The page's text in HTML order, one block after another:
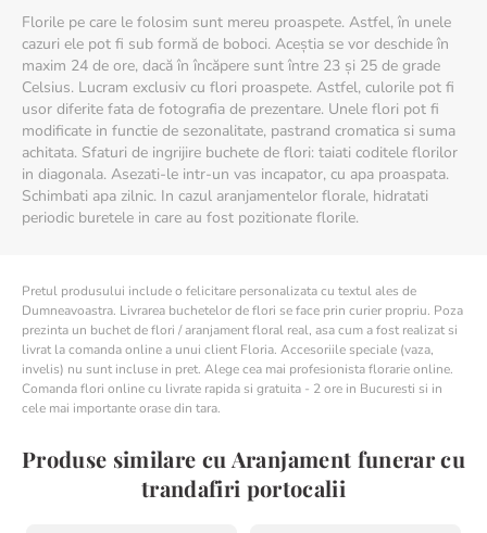
Florile pe care le folosim sunt mereu proaspete. Astfel, în unele
cazuri ele pot fi sub formă de boboci. Aceștia se vor deschide în
maxim 24 de ore, dacă în încăpere sunt între 23 și 25 de grade
Celsius. Lucram exclusiv cu flori proaspete. Astfel, culorile pot fi
usor diferite fata de fotografia de prezentare. Unele flori pot fi
modificate in functie de sezonalitate, pastrand cromatica si suma
achitata. Sfaturi de ingrijire buchete de flori: taiati coditele florilor
in diagonala. Asezati-le intr-un vas incapator, cu apa proaspata.
Schimbati apa zilnic. In cazul aranjamentelor florale, hidratati
periodic buretele in care au fost pozitionate florile.
Pretul produsului include o felicitare personalizata cu textul ales de
Dumneavoastra. Livrarea buchetelor de flori se face prin curier propriu. Poza
prezinta un buchet de flori / aranjament floral real, asa cum a fost realizat si
livrat la comanda online a unui client Floria. Accesoriile speciale (vaza,
invelis) nu sunt incluse in pret. Alege cea mai profesionista florarie online.
Comanda flori online cu livrate rapida si gratuita - 2 ore in Bucuresti si in
cele mai importante orase din tara.
Produse similare cu Aranjament funerar cu
trandafiri portocalii